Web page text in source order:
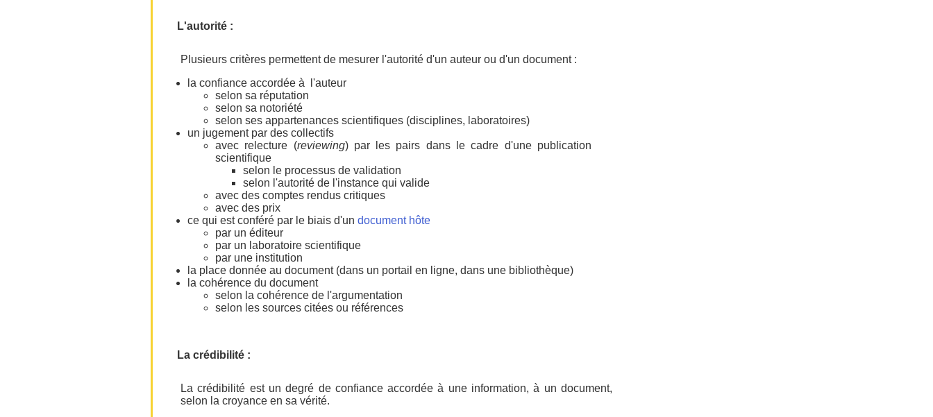
L'autorité :
Plusieurs critères permettent de mesurer l'autorité d'un auteur ou d'un document :
la confiance accordée à l'auteur
selon sa réputation
selon sa notoriété
selon ses appartenances scientifiques (disciplines, laboratoires)
un jugement par des collectifs
avec relecture (reviewing) par les pairs dans le cadre d'une publication
scientifique
selon le processus de validation
selon l'autorité de l'instance qui valide
avec des comptes rendus critiques
avec des prix
ce qui est conféré par le biais d'un document hôte
par un éditeur
par un laboratoire scientifique
par une institution
la place donnée au document (dans un portail en ligne, dans une bibliothèque)
la cohérence du document
selon la cohérence de l'argumentation
selon les sources citées ou références
La crédibilité :
La crédibilité est un degré de confiance accordée à une information, à un document,
selon la croyance en sa vérité.